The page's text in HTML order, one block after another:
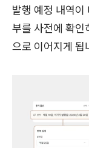
발행 예정 내역이
부를 사전에 확인
으로 이어지게 됩